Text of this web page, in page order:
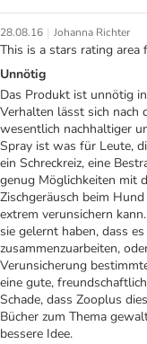
28.08.16 | Johanna Richter
This is a stars rating area
Unnötig
Das Produkt ist unnötig
Verhalten lässt sich nach
wesentlich nachhaltiger
Spray ist was für Leute,
ein Schreckreiz, eine
genug Möglichkeiten mit
Zischgeräusch beim
extrem verunsichern
sie gelernt haben, dass
zusammenzuarbeiten,
Verunsicherung
eine gute,
Schade, dass Zooplus
Bücher zum Thema
bessere Idee.